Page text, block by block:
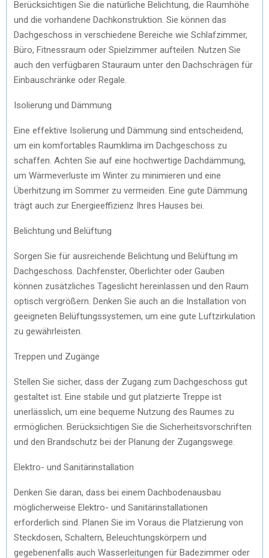
Berücksichtigen Sie die natürliche Belichtung, die Raumhöhe
und die vorhandene Dachkonstruktion. Sie können das
Dachgeschoss in verschiedene Bereiche wie Schlafzimmer,
Büro, Fitnessraum oder Spielzimmer aufteilen. Nutzen Sie
auch den verfügbaren Stauraum unter den Dachschrägen für
Einbauschränke oder Regale.
Isolierung und Dämmung
Eine effektive Isolierung und Dämmung sind entscheidend,
um ein komfortables Raumklima im Dachgeschoss zu
schaffen. Achten Sie auf eine hochwertige Dachdämmung,
um Wärmeverluste im Winter zu minimieren und eine
Überhitzung im Sommer zu vermeiden. Eine gute Dämmung
trägt auch zur Energieeffizienz Ihres Hauses bei.
Belichtung und Belüftung
Sorgen Sie für ausreichende Belichtung und Belüftung im
Dachgeschoss. Dachfenster, Oberlichter oder Gauben
können zusätzliches Tageslicht hereinlassen und den Raum
optisch vergrößern. Denken Sie auch an die Installation von
geeigneten Belüftungssystemen, um eine gute Luftzirkulation
zu gewährleisten.
Treppen und Zugänge
Stellen Sie sicher, dass der Zugang zum Dachgeschoss gut
gestaltet ist. Eine stabile und gut platzierte Treppe ist
unerlässlich, um eine bequeme Nutzung des Raumes zu
ermöglichen. Berücksichtigen Sie die Sicherheitsvorschriften
und den Brandschutz bei der Planung der Zugangswege.
Elektro- und Sanitärinstallation
Denken Sie daran, dass bei einem Dachbodenausbau
möglicherweise Elektro- und Sanitärinstallationen
erforderlich sind. Planen Sie im Voraus die Platzierung von
Steckdosen, Schaltern, Beleuchtungskörpern und
gegebenenfalls auch Wasserleitungen für Badezimmer oder